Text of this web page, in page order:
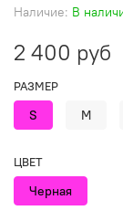
Наличие: В
2 400 руб
РАЗМЕР
S M
ЦВЕТ
Черная